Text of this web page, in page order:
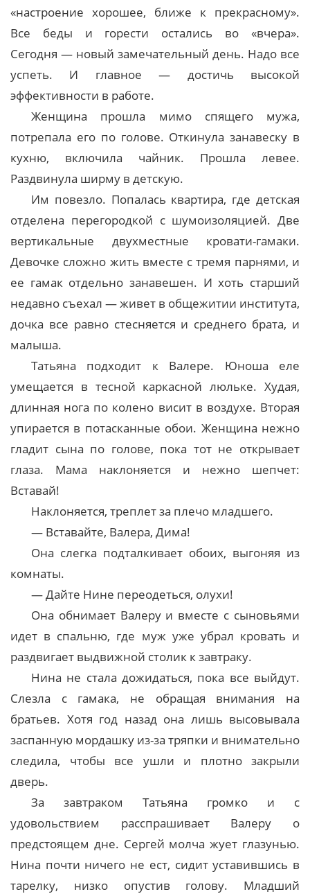
«настроение хорошее, ближе к прекрасному».
Все беды и горести остались во «вчера».
Сегодня — новый замечательный день. Надо все
успеть. И главное — достичь высокой
эффективности в работе.
Женщина прошла мимо спящего мужа,
потрепала его по голове. Откинула занавеску в
кухню, включила чайник. Прошла левее.
Раздвинула ширму в детскую.
Им повезло. Попалась квартира, где детская
отделена перегородкой с шумоизоляцией. Две
вертикальные двухместные кровати-гамаки.
Девочке сложно жить вместе с тремя парнями, и
ее гамак отдельно занавешен. И хоть старший
недавно съехал — живет в общежитии института,
дочка все равно стесняется и среднего брата, и
малыша.
Татьяна подходит к Валере. Юноша еле
умещается в тесной каркасной люльке. Худая,
длинная нога по колено висит в воздухе. Вторая
упирается в потасканные обои. Женщина нежно
гладит сына по голове, пока тот не открывает
глаза. Мама наклоняется и нежно шепчет:
Вставай!
Наклоняется, треплет за плечо младшего.
— Вставайте, Валера, Дима!
Она слегка подталкивает обоих, выгоняя из
комнаты.
— Дайте Нине переодеться, олухи!
Она обнимает Валеру и вместе с сыновьями
идет в спальню, где муж уже убрал кровать и
раздвигает выдвижной столик к завтраку.
Нина не стала дожидаться, пока все выйдут.
Слезла с гамака, не обращая внимания на
братьев. Хотя год назад она лишь высовывала
заспанную мордашку из-за тряпки и внимательно
следила, чтобы все ушли и плотно закрыли
дверь.
За завтраком Татьяна громко и с
удовольствием расспрашивает Валеру о
предстоящем дне. Сергей молча жует глазунью.
Нина почти ничего не ест, сидит уставившись в
тарелку, низко опустив голову. Младший